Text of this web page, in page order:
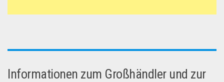
Informationen zum Großhändler und zur